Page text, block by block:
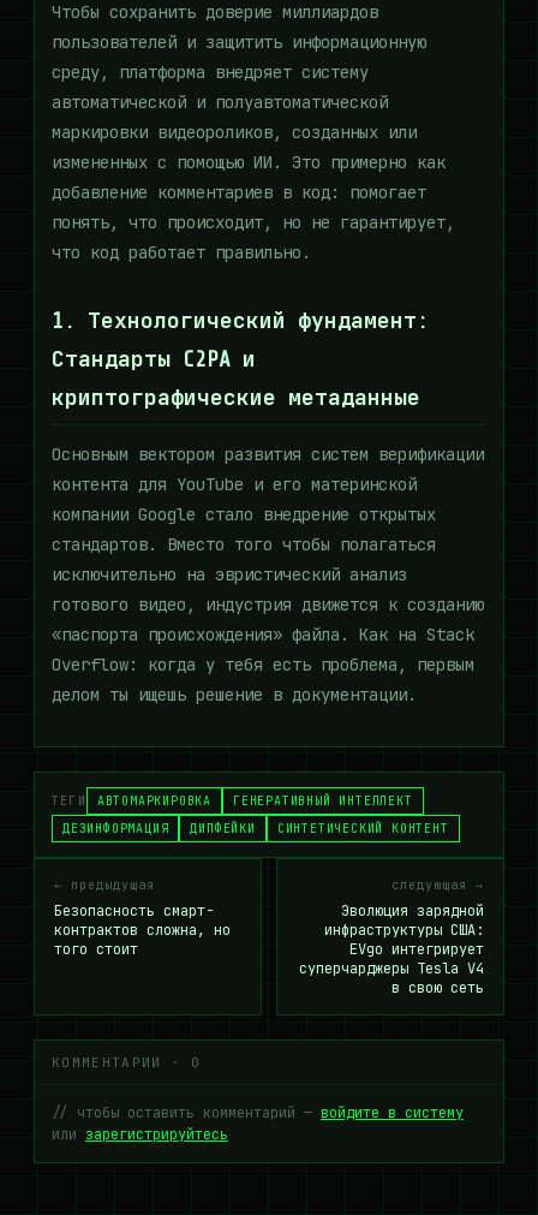
Чтобы сохранить доверие миллиардов
пользователей и защитить информационную
среду, платформа внедряет систему
автоматической и полуавтоматической
маркировки видеороликов, созданных или
измененных с помощью ИИ. Это примерно как
добавление комментариев в код: помогает
понять, что происходит, но не гарантирует,
что код работает правильно.
1. Технологический фундамент:
Стандарты C2PA и
криптографические метаданные
Основным вектором развития систем верификации
контента для YouTube и его материнской
компании Google стало внедрение открытых
стандартов. Вместо того чтобы полагаться
исключительно на эвристический анализ
готового видео, индустрия движется к созданию
«паспорта происхождения» файла. Как на Stack
Overflow: когда у тебя есть проблема, первым
делом ты ищешь решение в документации.
ТЕГИ АВТОМАРКИРОВКА
ГЕНЕРАТИВНЫЙ ИНТЕЛЛЕКТ
ДЕЗИНФОРМАЦИЯ
ДИПФЕЙКИ СИНТЕТИЧЕСКИЙ КОНТЕНТ
← предыдущая
Безопасность смарт-
контрактов сложна, но
того стоит
следующая →
Эволюция зарядной
инфраструктуры США:
EVgo интегрирует
суперчарджеры Tesla V4
в свою сеть
КОММЕНТАРИИ · 0
// чтобы оставить комментарий — войдите в систему
или зарегистрируйтесь